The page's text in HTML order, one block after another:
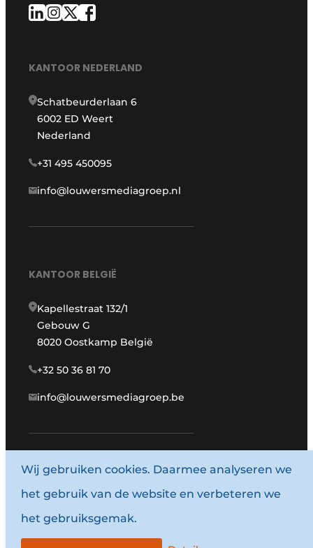
KANTOOR NEDERLAND
Schatbeurderlaan 6
6002 ED Weert
Nederland
+31 495 450095
info@louwersmediagroep.nl
KANTOOR BELGIË
Kapellestraat 132/1
Gebouw G
8020 Oostkamp België
+32 50 36 81 70
info@louwersmediagroep.be
www.louwersmediagroep.com
© 1987 - 2026 Louwersmediagroep.
Algemene voorwaarden
Wij gebruiken cookies. Daarmee analyseren we
het gebruik van de website en verbeteren we
het gebruiksgemak.